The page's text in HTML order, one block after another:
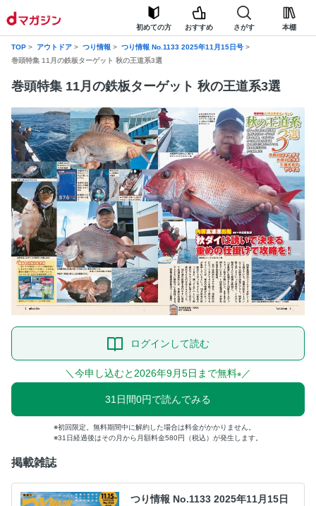
初めての方 おすすめ さがす 本棚
TOP アウトドア つり情報
つり情報 No.1133 2025年11月15日号
巻頭特集 11月の鉄板ターゲット 秋の王道系3選
巻頭特集 11月の鉄板ターゲット 秋の王道系3選
ログインして読む
＼今申し込むと2026年9月5日まで無料※ ／
31日間0円で読んでみる
初回限定。無料期間中に解約した場合は料金がかかりません。
31日経過後はその月から月額料金580円（税込）が発生します。
掲載雑誌
つり情報 No.1133 2025年11月15日